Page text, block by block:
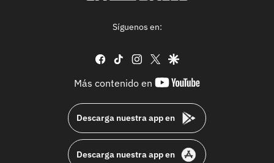
Síguenos en:
facebook
tiktok instagram
twittergoogle
Más contenido en
youtube-
Descarga nuestra app en
Descarga nuestra app en